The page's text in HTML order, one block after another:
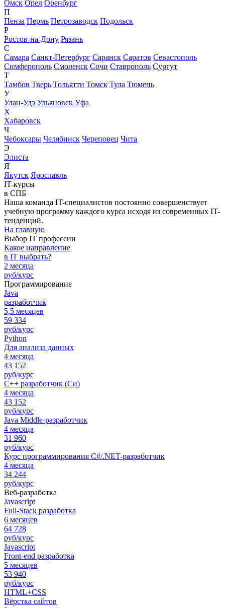
Омск Орел Оренбург
П
Пенза Пермь Петрозаводск Подольск
Р
Ростов-на-Дону Рязань
С
Самара Санкт-Петербург Саранск Саратов Севастополь
Симферополь Смоленск Сочи Ставрополь Сургут
Т
Тамбов Тверь Тольятти Томск Тула Тюмень
У
Улан-Удэ Ульяновск Уфа
Х
Хабаровск
Ч
Чебоксары Челябинск Череповец Чита
Э
Элиста
Я
Якутск Ярославль
IT-курсы
в СПБ
Наша команда IT-специалистов постоянно совершенствует
учебную программу каждого курса исходя из современных IT-
тенденций.
На главную
Выбор IT профессии
Какое направление
в IT выбрать?
2 месяца
руб/курс
Программирование
Java
разработчик
5,5 месяцев
59 334
руб/курс
Python
Для анализа данных
4 месяца
43 152
руб/курс
C++ разработчик (Си)
4 месяца
43 152
руб/курс
Java Middle-разработчик
4 месяца
31 960
руб/курс
Курс программирования C#/.NET-разработчик
4 месяца
34 244
руб/курс
Веб-разработка
Javascript
Full-Stack разработка
6 месяцев
64 728
руб/курс
Javascript
Front-end разработка
5 месяцев
53 940
руб/курс
HTML+CSS
Вёрстка сайтов